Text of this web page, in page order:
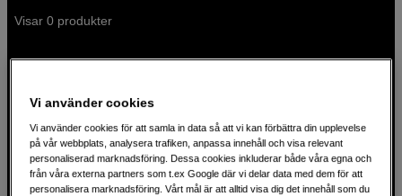
Visar 0 produkter
För kreatören sedan 1982
Vi använder cookies
Vi använder cookies för att samla in data så att vi kan förbättra din upplevelse
på vår webbplats, analysera trafiken, anpassa innehåll och visa relevant
personaliserad marknadsföring. Dessa cookies inkluderar både våra egna och
från våra externa partners som t.ex Google där vi delar data med dem för att
personalisera marknadsföring. Vårt mål är att alltid visa dig det innehåll som du